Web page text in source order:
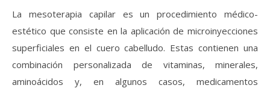
La mesoterapia capilar es un procedimiento médico-
estético que consiste en la aplicación de microinyecciones
superficiales en el cuero cabelludo. Estas contienen una
combinación personalizada de vitaminas, minerales,
aminoácidos y, en algunos casos, medicamentos